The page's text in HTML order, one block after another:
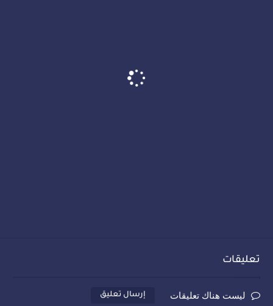
تعليقات
ليست هناك تعليقات إرسال تعليق